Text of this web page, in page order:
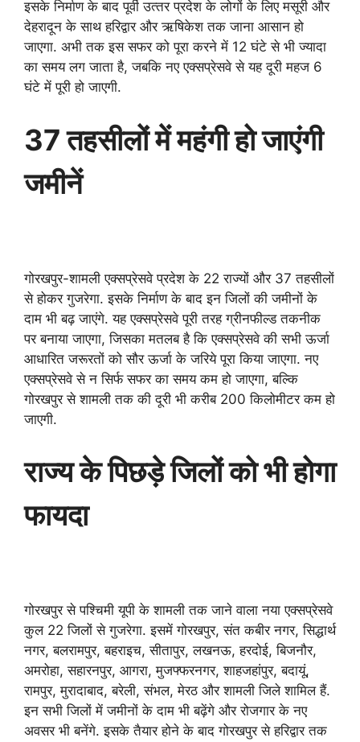
इसके निर्माण के बाद पूर्वी उत्‍तर प्रदेश के लोगों के लिए मसूरी और
देहरादून के साथ हरिद्वार और ऋषिकेश तक जाना आसान हो
जाएगा. अभी तक इस सफर को पूरा करने में 12 घंटे से भी ज्‍यादा
का समय लग जाता है, जबकि नए एक्‍सप्रेसवे से यह दूरी महज 6
घंटे में पूरी हो जाएगी.
37 तहसीलों में महंगी हो जाएंगी
जमीनें
गोरखपुर-शामली एक्‍सप्रेसवे प्रदेश के 22 राज्‍यों और 37 तहसीलों
से होकर गुजरेगा. इसके निर्माण के बाद इन जिलों की जमीनों के
दाम भी बढ़ जाएंगे. यह एक्‍सप्रेसवे पूरी तरह ग्रीनफील्‍ड तकनीक
पर बनाया जाएगा, जिसका मतलब है कि एक्‍सप्रेसवे की सभी ऊर्जा
आधारित जरूरतों को सौर ऊर्जा के जरिये पूरा किया जाएगा. नए
एक्‍सप्रेसवे से न सिर्फ सफर का समय कम हो जाएगा, बल्कि
गोरखपुर से शामली तक की दूरी भी करीब 200 किलोमीटर कम हो
जाएगी.
राज्‍य के पिछड़े जिलों को भी होगा
फायदा
गोरखपुर से पश्चिमी यूपी के शामली तक जाने वाला नया एक्‍सप्रेसवे
कुल 22 जिलों से गुजरेगा. इसमें गोरखपुर, संत कबीर नगर, सिद्धार्थ
नगर, बलरामपुर, बहराइच, सीतापुर, लखनऊ, हरदोई, बिजनौर,
अमरोहा, सहारनपुर, आगरा, मुजफ्फरनगर, शाहजहांपुर, बदायूं,
रामपुर, मुरादाबाद, बरेली, संभल, मेरठ और शामली जिले शामिल हैं.
इन सभी जिलों में जमीनों के दाम भी बढ़ेंगे और रोजगार के नए
अवसर भी बनेंगे. इसके तैयार होने के बाद गोरखपुर से हरिद्वार तक